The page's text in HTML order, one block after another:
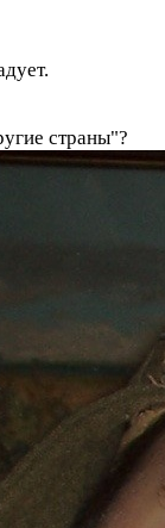
страны"?